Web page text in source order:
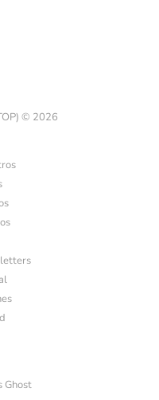
© 2026
Ghost